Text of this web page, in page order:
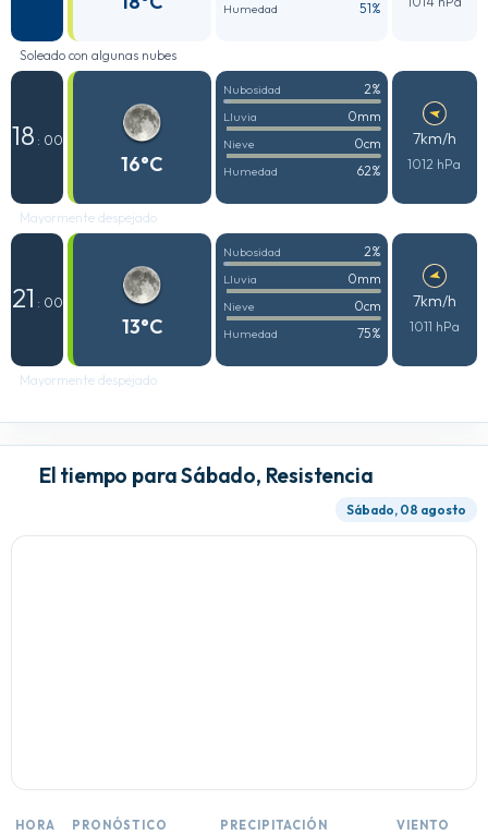
Humedad 51%
Soleado con algunas nubes
18 : 00
16°C
Nubosidad 2%
Lluvia 0mm
Nieve 0cm
Humedad 62%
7km/h
1012 hPa
Mayormente despejado
21 : 00
13°C
Nubosidad 2%
Lluvia 0mm
Nieve 0cm
Humedad 75%
7km/h
1011 hPa
Mayormente despejado
El tiempo para Sábado, Resistencia
Sábado, 08 agosto
HORA PRONÓSTICO PRECIPITACIÓN VIENTO